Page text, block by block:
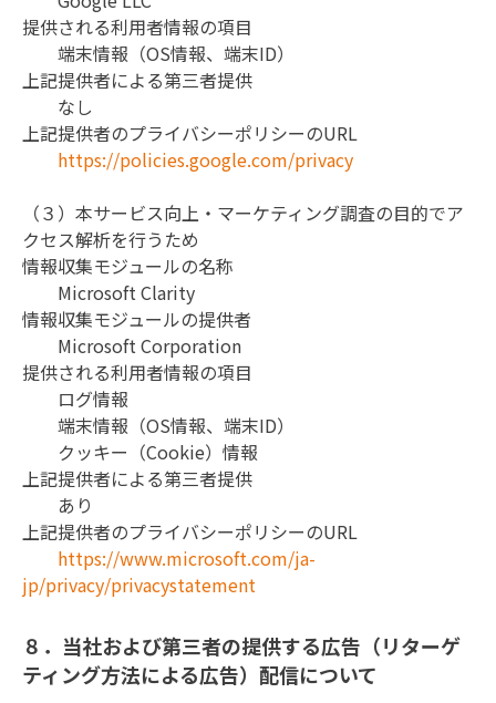
提供される利用者情報の項目
上記提供者による第三者提供
上記提供者のプライバシーポリシーのURL
https://policies.google.com/privacy
（３）本サービス向上・マーケティング調査の目的でア
クセス解析を行うため
情報収集モジュールの名称
情報収集モジュールの提供者
提供される利用者情報の項目
上記提供者による第三者提供
上記提供者のプライバシーポリシーのURL
https://www.microsoft.com/ja-
jp/privacy/privacystatement
８．当社および第三者の提供する広告（リターゲ
ティング方法による広告）配信について